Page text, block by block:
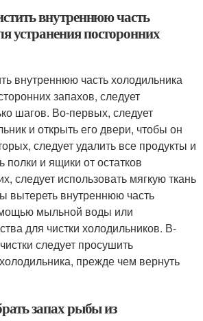
внутреннюю часть
устранения посторонних
внутреннюю часть холодильника
запахов, следует
шагов. Во-первых, следует
и открыть его двери, чтобы он
следует удалить все продукты и
полки и ящики от остатков
следует использовать мягкую ткань
вытереть внутреннюю часть
мыльной воды или
для чистки холодильников. В-
следует просушить
прежде чем вернуть
запах рыбы из